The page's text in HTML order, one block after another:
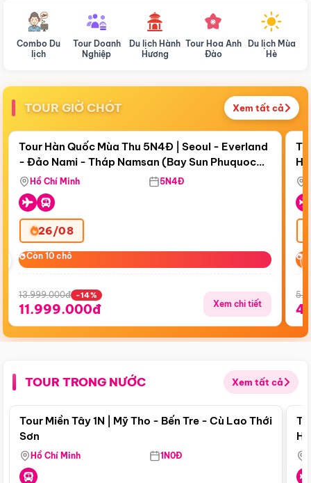
Combo Du
lịch
Tour Doanh
Nghiệp
Du lịch Hành
Hương
Tour Hoa Anh
Đào
Du lịch Mùa
Hè
TOUR GIỜ CHÓT Xem tất cả
Còn18 ngày 20:51:00
Bay Sun Phuquoc Airways
Điểm nổi bật
Tour Hàn Quốc Mùa Thu 5N4Đ | Seoul - Everland
- Đảo Nami - Tháp Namsan (Bay Sun Phuquoc
Airways)
Hồ Chí Minh 5N4Đ
26/08
Còn 10 chỗ
Còn 10 chỗ
13.999.000đ -14%
11.999.000đ Xem chi tiết
TOUR TRONG NƯỚC Xem tất cả
Điểm nổi bật
Tour Miền Tây 1N | Mỹ Tho - Bến Tre - Cù Lao Thới
Sơn
Hồ Chí Minh 1N0Đ